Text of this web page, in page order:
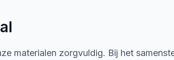
materialen zorgvuldig. Bij het